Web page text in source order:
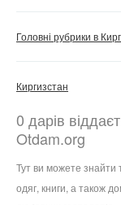
Головні рубрики в
Киргизстан
0 дарів
Otdam.org
Тут ви можете знайти
одяг, книги, а також